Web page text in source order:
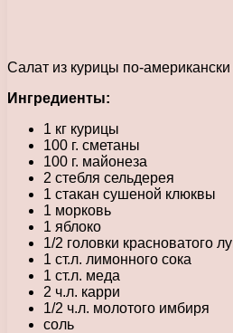
Салат из курицы по-
Ингредиенты:
1 кг курицы
100 г. сметаны
100 г. майонеза
2 стебля сельдерея
1 стакан сушеной клюквы
1 морковь
1 яблоко
1/2 головки красноватого
1 ст.л. лимонного сока
1 ст.л. меда
2 ч.л. карри
1/2 ч.л. молотого имбиря
соль